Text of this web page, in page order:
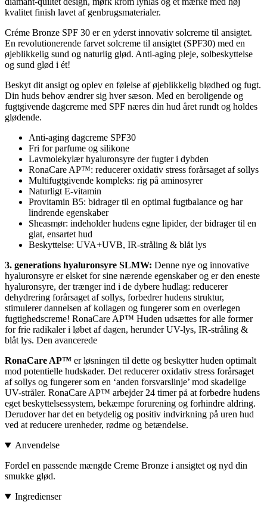
kvalitet finish lavet af genbrugsmaterialer.
Créme Bronze SPF 30 er en yderst innovativ solcreme til ansigtet.
En revolutionerende farvet solcreme til ansigtet (SPF30) med en
øjeblikkelig sund og naturlig glød. Anti-aging pleje, solbeskyttelse
og sund glød i ét!
Beskyt dit ansigt og oplev en følelse af øjeblikkelig blødhed og fugt.
Din huds behov ændrer sig hver sæson. Med en beroligende og
fugtgivende dagcreme med SPF næres din hud året rundt og holdes
glødende.
Anti-aging dagcreme SPF30
Fri for parfume og silikone
Lavmolekylær hyaluronsyre der fugter i dybden
RonaCare AP™: reducerer oxidativ stress forårsaget af sollys
Multifugtgivende kompleks: rig på aminosyrer
Naturligt E-vitamin
Provitamin B5: bidrager til en optimal fugtbalance og har
lindrende egenskaber
Sheasmør: indeholder hudens egne lipider, der bidrager til en
glat, ensartet hud
Beskyttelse: UVA+UVB, IR-stråling & blåt lys
3. generations hyaluronsyre SLMW: Denne nye og innovative
hyaluronsyre er elsket for sine nærende egenskaber og er den eneste
hyaluronsyre, der trænger ind i de dybere hudlag: reducerer
dehydrering forårsaget af sollys, forbedrer hudens struktur,
stimulerer dannelsen af kollagen og fungerer som en overlegen
fugtighedscreme! RonaCare AP™ Huden udsættes for alle former
for frie radikaler i løbet af dagen, herunder UV-lys, IR-stråling &
blåt lys. Den avancerede
RonaCare AP™ er løsningen til dette og beskytter huden optimalt
mod potentielle hudskader. Det reducerer oxidativ stress forårsaget
af sollys og fungerer som en ‘anden forsvarslinje’ mod skadelige
UV-stråler. RonaCare AP™ arbejder 24 timer på at forbedre hudens
eget beskyttelsessystem, bekæmpe forurening og forhindre aldring.
Derudover har det en betydelig og positiv indvirkning på uren hud
ved at reducere urenheder, rødme og betændelse.
Anvendelse
Fordel en passende mængde Creme Bronze i ansigtet og nyd din
smukke glød.
Ingredienser